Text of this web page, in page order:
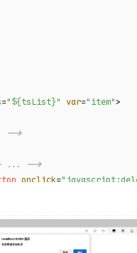
="${tsList}" var="item">
-->
... -->
onclick=